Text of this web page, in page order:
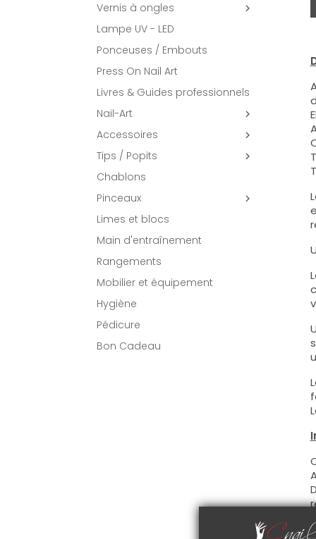
Vernis à ongles

Lampe UV - LED
Ponceuses / Embouts
Press On Nail Art
Livres & Guides professionnels
Nail-Art

Accessoires 
Tips / Popits 
Chablons
Pinceaux

Limes et blocs
Main d'entraînement
Rangements
Mobilier et équipement
Hygiène
Pédicure
Bon Cadeau